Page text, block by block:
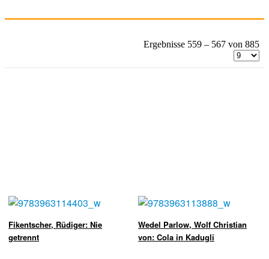
Ergebnisse 559 – 567 von 885
Fikentscher, Rüdiger: Nie
getrennt
Wedel Parlow, Wolf Christian
von: Cola in Kadugli